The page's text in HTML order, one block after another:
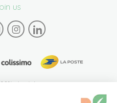
us
sécurisé